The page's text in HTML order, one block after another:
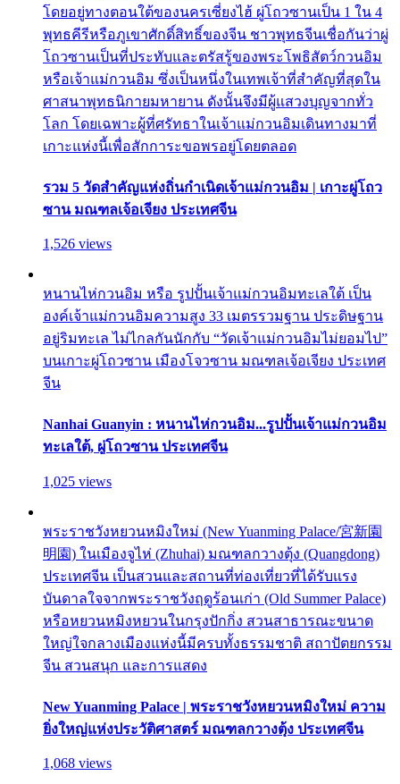
โดยอยู่ทางตอนใต้ของนครเซี่ยงไฮ้ ผู่โถวซานเป็น 1 ใน 4
พุทธคีรีหรือภูเขาศักดิ์สิทธิ์ของจีน ชาวพุทธจีนเชื่อกันว่าผู่
โถวซานเป็นที่ประทับและตรัสรู้ของพระโพธิสัตว์กวนอิม
หรือเจ้าแม่กวนอิม ซึ่งเป็นหนึ่งในเทพเจ้าที่สำคัญที่สุดใน
ศาสนาพุทธนิกายมหายาน ดังนั้นจึงมีผู้แสวงบุญจากทั่ว
โลก โดยเฉพาะผู้ที่ศรัทธาในเจ้าแม่กวนอิมเดินทางมาที่
เกาะแห่งนี้เพื่อสักการะขอพรอยู่โดยตลอด
รวม 5 วัดสำคัญแห่งถิ่นกำเนิดเจ้าแม่กวนอิม | เกาะผู่โถว
ซาน มณฑลเจ้อเจียง ประเทศจีน
1,526 views
หนานไห่กวนอิม หรือ รูปปั้นเจ้าแม่กวนอิมทะเลใต้ เป็น
องค์เจ้าแม่กวนอิมความสูง 33 เมตรรวมฐาน ประดิษฐาน
อยู่ริมทะเล ไม่ไกลกันนักกับ “วัดเจ้าแม่กวนอิมไม่ยอมไป”
บนเกาะผู่โถวซาน เมืองโจวซาน มณฑลเจ้อเจียง ประเทศ
จีน
Nanhai Guanyin : หนานไห่กวนอิม...รูปปั้นเจ้าแม่กวนอิม
ทะเลใต้, ผู่โถวซาน ประเทศจีน
1,025 views
พระราชวังหยวนหมิงใหม่ (New Yuanming Palace/宮新園
明園) ในเมืองจูไห่ (Zhuhai) มณฑลกวางตุ้ง (Quangdong)
ประเทศจีน เป็นสวนและสถานที่ท่องเที่ยวที่ได้รับแรง
บันดาลใจจากพระราชวังฤดูร้อนเก่า (Old Summer Palace)
หรือหยวนหมิงหยวนในกรุงปักกิ่ง สวนสาธารณะขนาด
ใหญ่ใจกลางเมืองแห่งนี้มีครบทั้งธรรมชาติ สถาปัตยกรรม
จีน สวนสนุก และการแสดง
New Yuanming Palace | พระราชวังหยวนหมิงใหม่ ความ
ยิ่งใหญ่แห่งประวัติศาสตร์ มณฑลกวางตุ้ง ประเทศจีน
1,068 views